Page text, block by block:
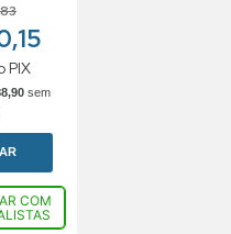
83
PIX
,90sem
COM